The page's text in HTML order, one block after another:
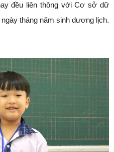
đều liên thông với Cơ sở dữ
tháng năm sinh dương lịch.